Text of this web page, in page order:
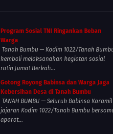
Program Sosial TNI Ringankan Beban
Warga
Tanah Bumbu — Kodim 1022/Tanah
kembali melaksanakan kegiatan sosial
rutin Jumat Berkah...
Gotong Royong Babinsa dan Warga Jaga
Kebersihan Desa di Tanah Bumbu
TANAH BUMBU — Seluruh Babinsa Koramil
jajaran Kodim 1022/Tanah Bumbu
aparat...